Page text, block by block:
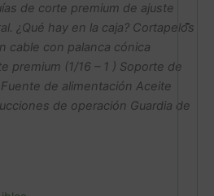
de corte premium de ajuste
¿Qué hay en la caja? Cortapelos
cable con palanca cónica
premium (1/16 – 1 ) Soporte de
de alimentación Aceite
de operación Guardia de
-